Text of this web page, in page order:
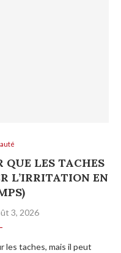
QUE LES TACHES
L’IRRITATION EN
3, 2026
les taches, mais il peut